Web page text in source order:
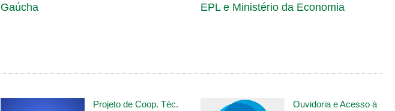
Gaúcha
EPL e Ministério da Economia
ACESSO RÁPIDO
Projeto de Coop. Téc.
ACESSO RÁPIDO
Ouvidoria e Acesso à